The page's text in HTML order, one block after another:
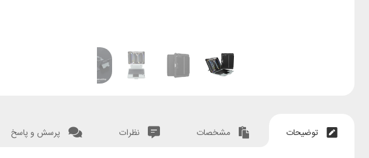
توضیحات مشخصات نظرات پرسش و پاسخ